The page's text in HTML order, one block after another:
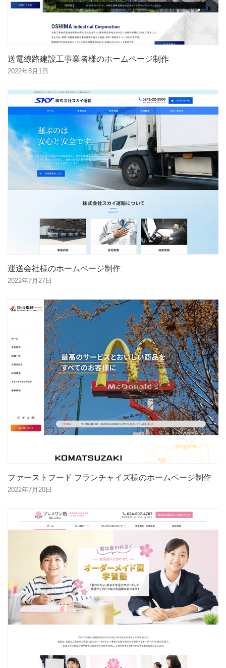
送電線路建設工事業者様のホームページ制作
2022年8月1日
運送会社様のホームページ制作
2022年7月27日
ファーストフード フランチャイズ様のホームページ制作
2022年7月20日